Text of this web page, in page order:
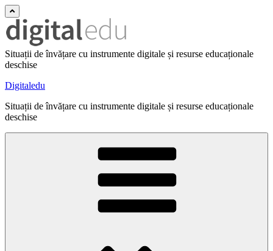
Situații de învățare cu instrumente digitale și resurse educaționale
deschise
Digitaledu
Situații de învățare cu instrumente digitale și resurse educaționale
deschise